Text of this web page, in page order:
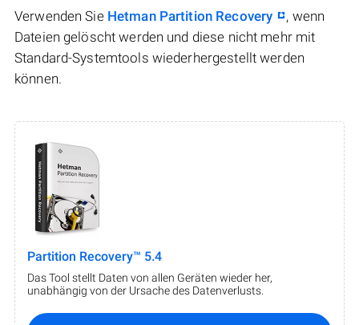
Verwenden Sie Hetman Partition Recovery
, wenn
Dateien gelöscht werden und diese nicht mehr mit
Standard-Systemtools wiederhergestellt werden
können.
Partition Recovery™ 5.4
Das Tool stellt Daten von allen Geräten wieder her,
unabhängig von der Ursache des Datenverlusts.